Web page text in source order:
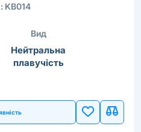
KB014
Вид
Нейтральна
плавучість